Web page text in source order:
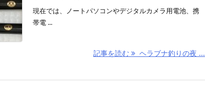
現在では、ノートパソコンやデジタルカメラ用電池、携
帯電 ...
記事を読む ヘラブナ釣りの夜 ...